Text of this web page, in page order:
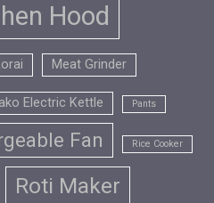
Hood
Meat Grinder
Electric Kettle Pants
Fan Rice Cooker
Roti Maker